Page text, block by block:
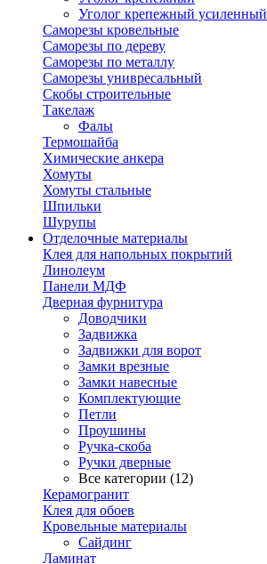
Уголог крепежный усиленный
Саморезы кровельные
Саморезы по дереву
Саморезы по металлу
Саморезы унивресальный
Скобы строительные
Такелаж
Фалы
Термошайба
Химические анкера
Хомуты
Хомуты стальные
Шпильки
Шурупы
Отделочные материалы
Клея для напольных покрытий
Линолеум
Панели МДФ
Дверная фурнитура
Доводчики
Задвижка
Задвижки для ворот
Замки врезные
Замки навесные
Комплектующие
Петли
Проушины
Ручка-скоба
Ручки дверные
Все категории (12)
Керамогранит
Клея для обоев
Кровельные материалы
Сайдинг
Ламинат